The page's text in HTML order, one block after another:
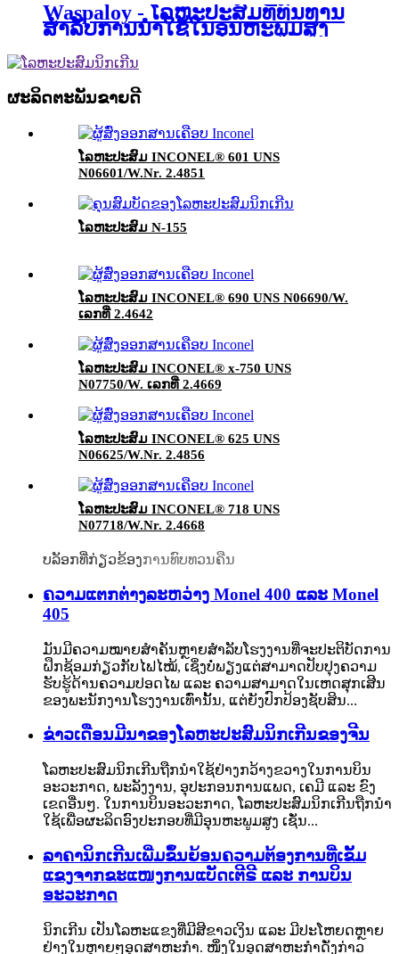
Waspaloy - ໂລຫະປະສົມທີ່ທົນທານ
ສຳລັບການນຳໃຊ້ໃນອຸນຫະພູມສູງ
ຜະລິດຕະພັນຂາຍດີ
ໂລຫະປະສົມ INCONEL® 601 UNS
N06601/W.Nr. 2.4851
ໂລຫະປະສົມ N-155
ໂລຫະປະສົມ INCONEL® 690 UNS N06690/W.
ເລກທີ່ 2.4642
ໂລຫະປະສົມ INCONEL® x-750 UNS
N07750/W. ເລກທີ່ 2.4669
ໂລຫະປະສົມ INCONEL® 625 UNS
N06625/W.Nr. 2.4856
ໂລຫະປະສົມ INCONEL® 718 UNS
N07718/W.Nr. 2.4668
ບລັອກທີ່ກ່ຽວຂ້ອງການທົບທວນຄືນ
ຄວາມແຕກຕ່າງລະຫວ່າງ Monel 400 ແລະ Monel
405
ມັນມີຄວາມໝາຍສຳຄັນຫຼາຍສຳລັບໂຮງງານທີ່ຈະປະຕິບັດການ
ຝຶກຊ້ອມກ່ຽວກັບໄຟໄໝ້, ເຊິ່ງບໍ່ພຽງແຕ່ສາມາດປັບປຸງຄວາມ
ຮັບຮູ້ດ້ານຄວາມປອດໄພ ແລະ ຄວາມສາມາດໃນເຫດສຸກເສີນ
ຂອງພະນັກງານໂຮງງານເທົ່ານັ້ນ, ແຕ່ຍັງປົກປ້ອງຊັບສິນ...
ຂ່າວເດືອນມີນາຂອງໂລຫະປະສົມນິກເກີນຂອງຈີນ
ໂລຫະປະສົມນິກເກີນຖືກນຳໃຊ້ຢ່າງກວ້າງຂວາງໃນການບິນ
ອະວະກາດ, ພະລັງງານ, ອຸປະກອນການແພດ, ເຄມີ ແລະ ຂົງ
ເຂດອື່ນໆ. ໃນການບິນອະວະກາດ, ໂລຫະປະສົມນິກເກີນຖືກນຳ
ໃຊ້ເພື່ອຜະລິດອົງປະກອບທີ່ມີອຸນຫະພູມສູງ ເຊັ່ນ...
ລາຄານິກເກີນເພີ່ມຂຶ້ນຍ້ອນຄວາມຕ້ອງການທີ່ເຂັ້ມ
ແຂງຈາກຂະແໜງການແບັດເຕີຣີ ແລະ ການບິນ
ອະວະກາດ
ນິກເກີນ ເປັນໂລຫະແຂງທີ່ມີສີຂາວເງິນ ແລະ ມີປະໂຫຍດຫຼາຍ
ຢ່າງໃນຫຼາຍໆອຸດສາຫະກຳ. ໜຶ່ງໃນອຸດສາຫະກຳດັ່ງກ່າວ